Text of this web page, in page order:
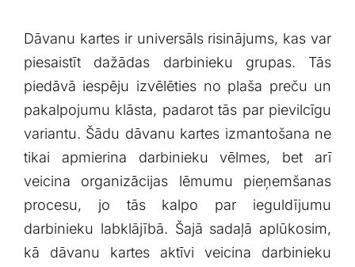
Dāvanu ‌kartes​ ir universāls risinājums, kas var
piesaistīt‍ dažādas darbinieku grupas. Tās
piedāvā iespēju izvēlēties no plaša preču un
pakalpojumu klāsta, padarot tās par‍ pievilcīgu⁢
variantu. Šādu dāvanu kartes izmantošana ne⁣
tikai apmierina ‍darbinieku vēlmes, bet arī
veicina organizācijas lēmumu pieņemšanas
procesu,⁣ jo tās kalpo par ieguldījumu
darbinieku labklājībā. Šajā⁢ sadaļā aplūkosim,
kā dāvanu kartes⁢ aktīvi veicina​ darbinieku